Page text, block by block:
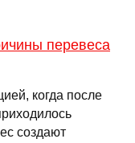
перевеса
когда после
создают